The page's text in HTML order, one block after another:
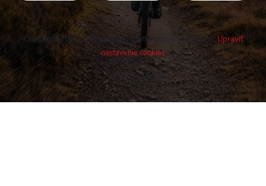
Vytvoril Shoptet
Copyright 2026 Cykloshop.sk. Všetky práva vyhradené.Upraviť
nastavenie cookies